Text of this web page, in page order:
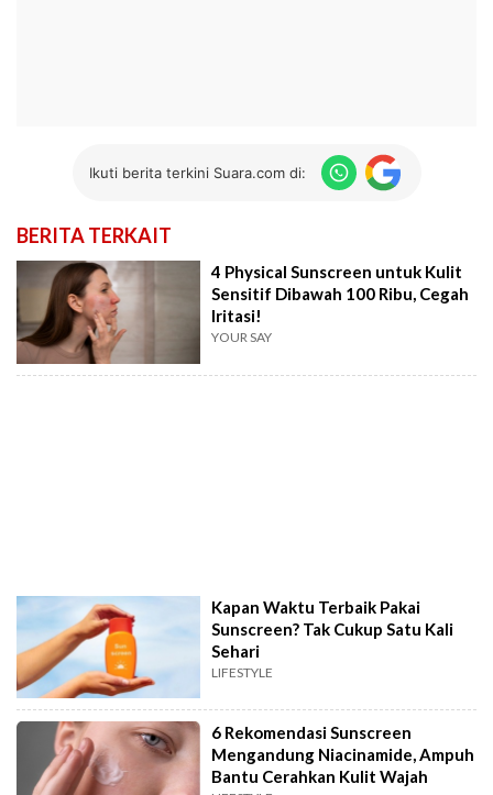
Ikuti berita terkini Suara.com di:
BERITA TERKAIT
4 Physical Sunscreen untuk Kulit
Sensitif Dibawah 100 Ribu, Cegah
Iritasi!
YOUR SAY
Kapan Waktu Terbaik Pakai
Sunscreen? Tak Cukup Satu Kali
Sehari
LIFESTYLE
6 Rekomendasi Sunscreen
Mengandung Niacinamide, Ampuh
Bantu Cerahkan Kulit Wajah